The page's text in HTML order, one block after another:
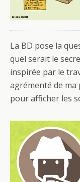
La BD pose la
quel serait le
inspirée par le
agrémenté de
pour afficher les